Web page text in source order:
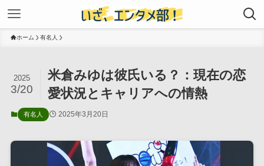
ホーム 有名人
米倉みゆは彼氏いる？：現在の恋
愛状況とキャリアへの情熱
2025
3/20
有名人 2025年3月20日